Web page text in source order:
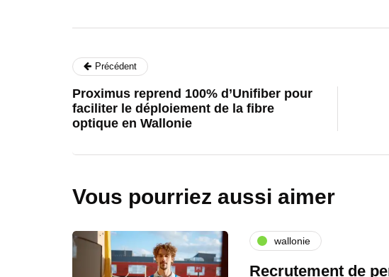
Précédent
Proximus reprend 100% d’Unifiber pour
faciliter le déploiement de la fibre
optique en Wallonie
Vous pourriez aussi aimer
wallonie
Recrutement de